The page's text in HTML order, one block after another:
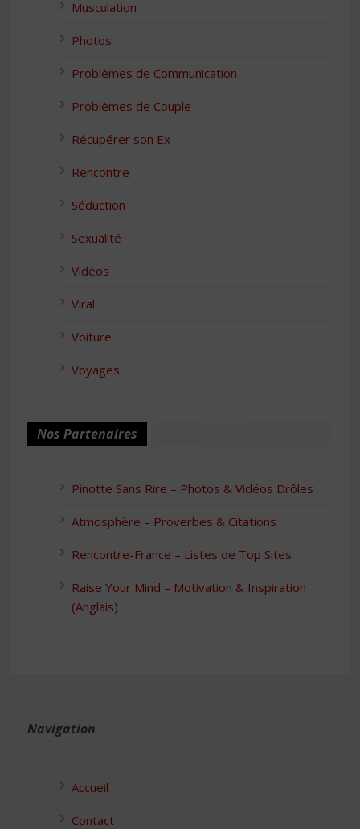
Musculation
Photos
Problèmes de Communication
Problèmes de Couple
Récupérer son Ex
Rencontre
Séduction
Sexualité
Vidéos
Viral
Voiture
Voyages
Nos Partenaires
Pinotte Sans Rire – Photos & Vidéos Drôles
Atmosphère – Proverbes & Citations
Rencontre-France – Listes de Top Sites
Raise Your Mind – Motivation & Inspiration
(Anglais)
Navigation
Accueil
Contact